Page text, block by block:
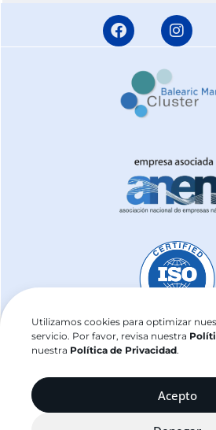
Utilizamos cookies para optimizar
servicio. Por favor, revisa nuestra
nuestra Política de Privacidad.
Acepto